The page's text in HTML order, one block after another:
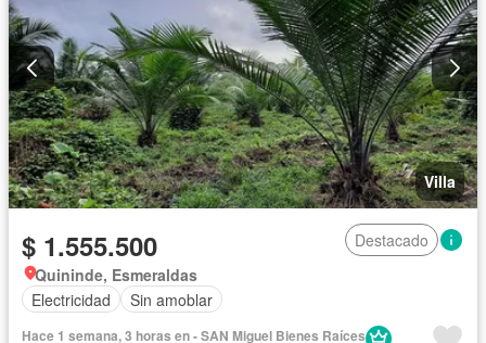
Villa
$ 1.555.500
Destacado
Quininde, Esmeraldas
Electricidad
Sin amoblar
Hace 1 semana, 3 horas en - SAN Miguel Bienes Raíces